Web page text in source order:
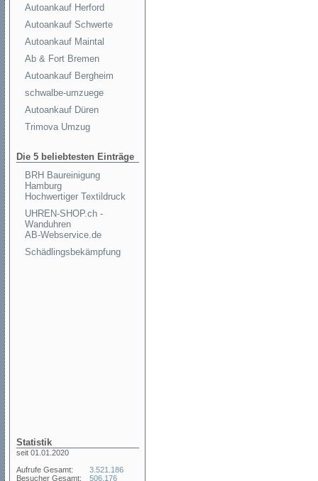
Autoankauf Herford
Autoankauf Schwerte
Autoankauf Maintal
Ab & Fort Bremen
Autoankauf Bergheim
schwalbe-umzuege
Autoankauf Düren
Trimova Umzug
Die 5 beliebtesten Einträge
BRH Baureinigung
Hamburg
Hochwertiger Textildruck
UHREN-SHOP.ch -
Wanduhren
AB-Webservice.de
Schädlingsbekämpfung
Statistik
seit 01.01.2020
Aufrufe Gesamt:
Besucher Gesamt:
3.521.186
506.176